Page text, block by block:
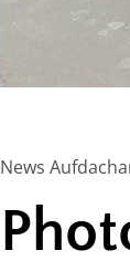
News